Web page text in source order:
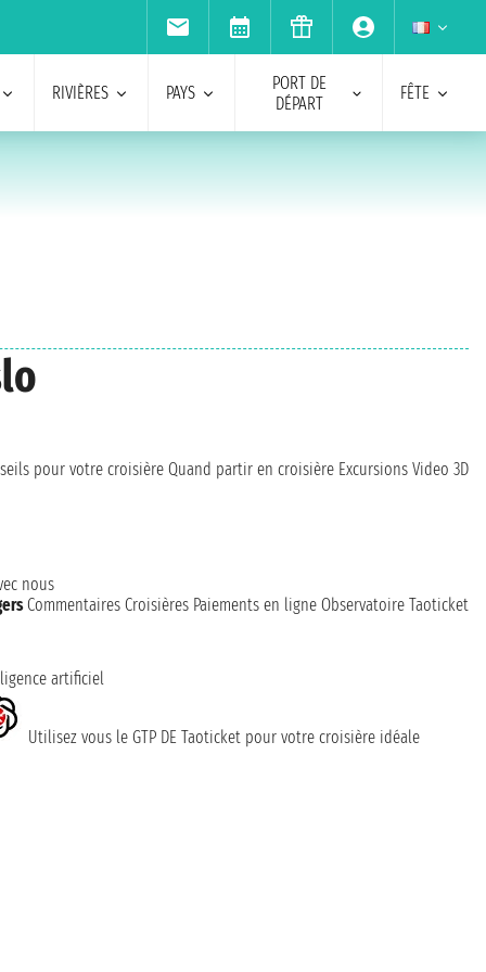
RIVIÈRES PAYS
PORT DE
DÉPART
FÊTE
pour votre croisière Quand partir en croisière Excursions Video 3D
nous
Commentaires Croisières Paiements en ligne Observatoire Taoticket
artificiel
Utilisez vous le GTP DE Taoticket pour votre croisière idéale